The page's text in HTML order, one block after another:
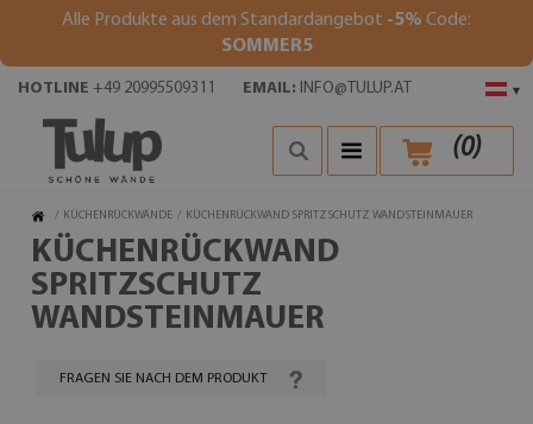
Alle Produkte aus dem Standardangebot -5% Code:
SOMMER5
▾
HOTLINE +49 20995509311 EMAIL: INFO@TULUP.AT
(0)
/ KÜCHENRÜCKWÄNDE / KÜCHENRÜCKWAND SPRITZSCHUTZ WANDSTEINMAUER
KÜCHENRÜCKWAND
SPRITZSCHUTZ
WANDSTEINMAUER
FRAGEN SIE NACH DEM PRODUKT